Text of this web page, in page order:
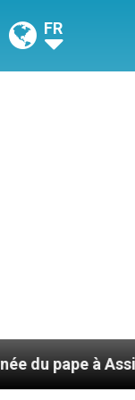
FR
: « Allons-